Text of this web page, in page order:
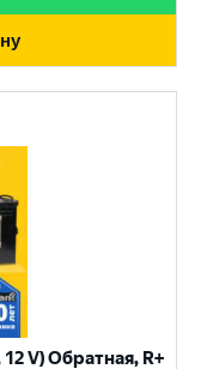
V) Обратная, R+